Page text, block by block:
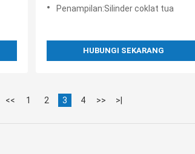
Penampilan:Silinder coklat tua
HUBUNGI SEKARANG
<< 1 2 3 4 >> >|